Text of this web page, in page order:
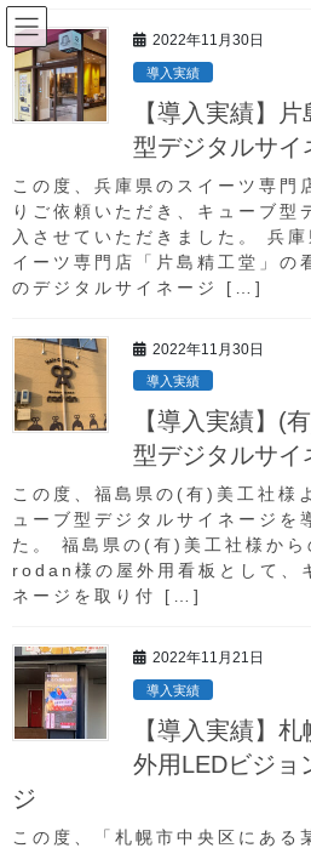
コ
ン
テ
キ
プ
ナ
ビ
ゲ
に
動
導入実
HOME
導入実績
【導入実績】solos （ソロス）様 屋外用大型
2022年4月8日
導入実績
【導入実績】solos
外用大型デジタルサ
この度、solos （ソロス）様
屋外用大型デジタルサイネー
きました。
2022年11月30日
導入実績
【導入実績】
型デジタルサイ
この度、兵庫県のスイーツ専門
りご依頼いただき、キューブ型
入させていただきました。 兵
イーツ専門店「片島精工堂」の
のデジタルサイネージ […]
2022年11月30日
導入実績
【導入実績】(
型デジタルサイ
この度、福島県の(有)美工社様
ューブ型デジタルサイネージを
た。 福島県の(有)美工社様から
rodan様の屋外用看板として、
ネージを取り付 […]
2022年11月21日
導入実績
【導入実績】
外用LEDビジョ
ジ
この度、「札幌市中央区にある